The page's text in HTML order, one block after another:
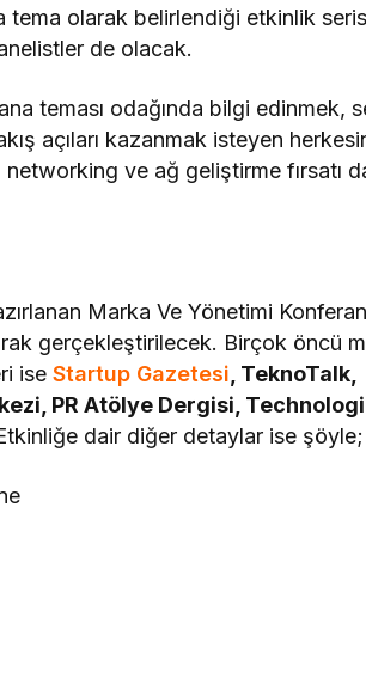
tema olarak belirlendiği etkinlik
de olacak.
teması odağında bilgi edinmek,
açıları kazanmak isteyen
networking ve ağ geliştirme fırsatı
Marka Ve Yönetimi
gerçekleştirilecek. Birçok öncü
iseStartup Gazetesi , TeknoTalk,
PR Atölye Dergisi,
dair diğer detaylar ise şöyle;